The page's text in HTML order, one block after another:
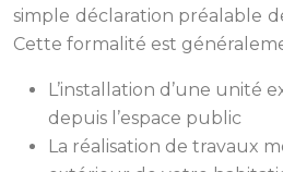
simple déclaration préalable
Cette formalité est
L’installation d’une unité
depuis l’espace public
La réalisation de travaux